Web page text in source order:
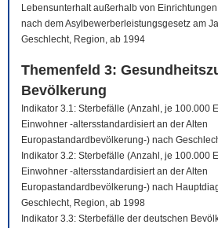
Lebensunterhalt außerhalb von
nach dem Asylbewerberleistungsgesetz am
Geschlecht, Region, ab 1994
Themenfeld 3:
Bevölkerung
Indikator 3.1: Sterbefälle (Anzahl, je 100.000
Einwohner -altersstandardisiert an der Alten
Europastandardbevölkerung-) nach
Indikator 3.2: Sterbefälle (Anzahl, je 100.000
Einwohner -altersstandardisiert an der Alten
Europastandardbevölkerung-) nach
Geschlecht, Region, ab 1998
Indikator 3.3: Sterbefälle der deutschen